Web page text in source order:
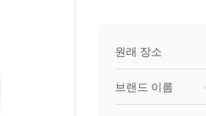
원래 장소
브랜드 이름